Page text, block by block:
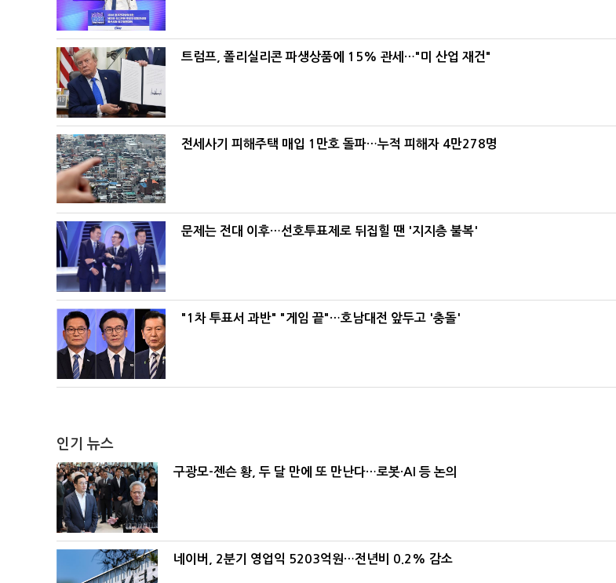
트럼프, 폴리실리콘 파생상품에 15% 관세…"미 산업 재건"
전세사기 피해주택 매입 1만호 돌파…누적 피해자 4만278명
문제는 전대 이후…선호투표제로 뒤집힐 땐 '지지층 불복'
"1차 투표서 과반" "게임 끝"…호남대전 앞두고 '충돌'
인기 뉴스
구광모-젠슨 황, 두 달 만에 또 만난다…로봇·AI 등 논의
네이버, 2분기 영업익 5203억원…전년비 0.2% 감소